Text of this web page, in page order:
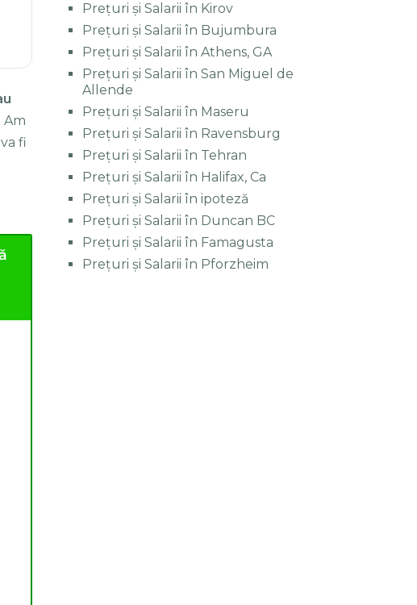
. Am
fi
Prețuri și Salarii în Kirov
Prețuri și Salarii în Bujumbura
Prețuri și Salarii în Athens, GA
Prețuri și Salarii în San Miguel de
Allende
Prețuri și Salarii în Maseru
Prețuri și Salarii în Ravensburg
Prețuri și Salarii în Tehran
Prețuri și Salarii în Halifax, Ca
Prețuri și Salarii în ipoteză
Prețuri și Salarii în Duncan BC
Prețuri și Salarii în Famagusta
Prețuri și Salarii în Pforzheim